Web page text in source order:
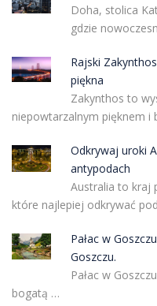
Doha, stolica
gdzie
Rajski
piękna
Zakynthos to
niepowtarzalnym pięknem i
Odkrywaj uroki
antypodach
Australia to kraj
które najlepiej odkrywać
Pałac w
Goszczu.
Pałac w
bogatą …